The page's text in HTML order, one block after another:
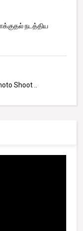
நடத்திய
Shoot ..